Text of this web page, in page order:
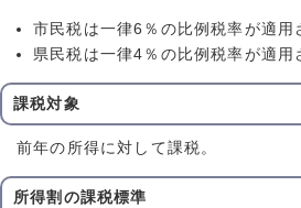
市民税は一律6％の比例税率が適用
県民税は一律4％の比例税率が適用
課税対象
前年の所得に対して課税。
所得割の課税標準